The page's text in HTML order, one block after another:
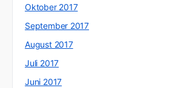
Oktober 2017
September 2017
August 2017
Juli 2017
Juni 2017